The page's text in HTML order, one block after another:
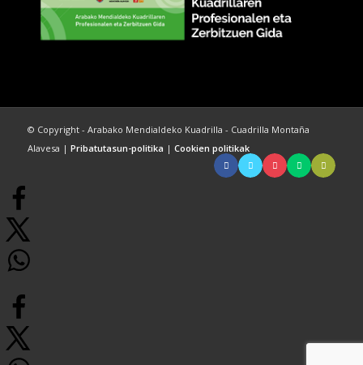
© Copyright - Arabako Mendialdeko Kuadrilla - Cuadrilla Montaña
Alavesa | Pribatutasun-politika | Cookien politikak